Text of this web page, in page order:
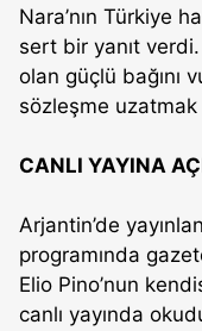
Nara’nın Türkiye
sert bir yanıt
olan güçlü bağını
sözleşme uzatmak
CANLI YAYINA
Arjantin’de
programında
Elio Pino’nun
canlı yayında